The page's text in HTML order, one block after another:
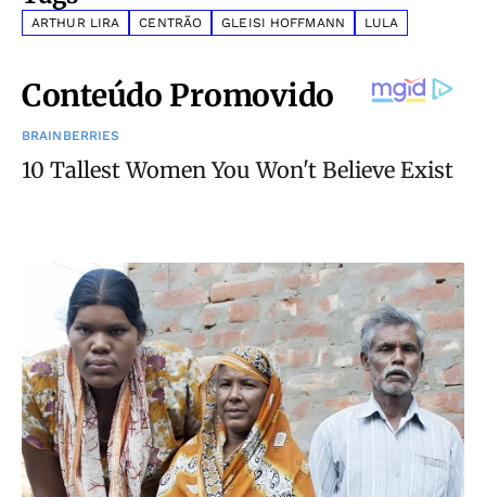
ARTHUR LIRA CENTRÃO GLEISI HOFFMANN LULA